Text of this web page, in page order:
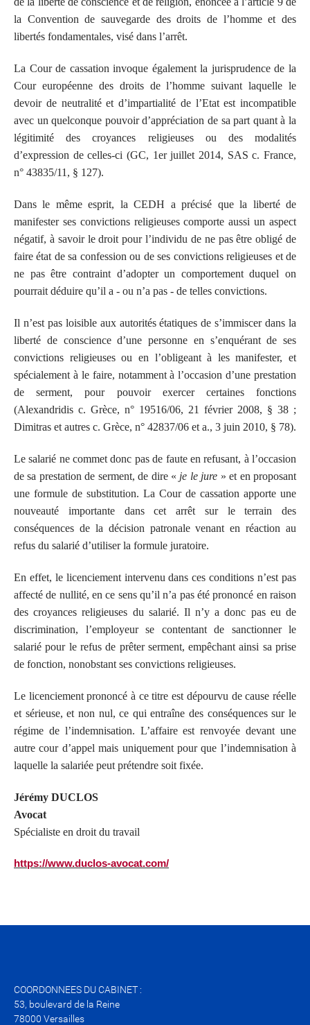
la Convention de sauvegarde des droits de l’homme et des
libertés fondamentales, visé dans l’arrêt.
La Cour de cassation invoque également la jurisprudence de la
Cour européenne des droits de l’homme suivant laquelle le
devoir de neutralité et d’impartialité de l’Etat est incompatible
avec un quelconque pouvoir d’appréciation de sa part quant à la
légitimité des croyances religieuses ou des modalités
d’expression de celles-ci (GC, 1er juillet 2014, SAS c. France,
n° 43835/11, § 127).
Dans le même esprit, la CEDH a précisé que la liberté de
manifester ses convictions religieuses comporte aussi un aspect
négatif, à savoir le droit pour l’individu de ne pas être obligé de
faire état de sa confession ou de ses convictions religieuses et de
ne pas être contraint d’adopter un comportement duquel on
pourrait déduire qu’il a - ou n’a pas - de telles convictions.
Il n’est pas loisible aux autorités étatiques de s’immiscer dans la
liberté de conscience d’une personne en s’enquérant de ses
convictions religieuses ou en l’obligeant à les manifester, et
spécialement à le faire, notamment à l’occasion d’une prestation
de serment, pour pouvoir exercer certaines fonctions
(Alexandridis c. Grèce, n° 19516/06, 21 février 2008, § 38 ;
Dimitras et autres c. Grèce, n° 42837/06 et a., 3 juin 2010, § 78).
Le salarié ne commet donc pas de faute en refusant, à l’occasion
de sa prestation de serment, de dire « je le jure » et en proposant
une formule de substitution. La Cour de cassation apporte une
nouveauté importante dans cet arrêt sur le terrain des
conséquences de la décision patronale venant en réaction au
refus du salarié d’utiliser la formule juratoire.
En effet, le licenciement intervenu dans ces conditions n’est pas
affecté de nullité, en ce sens qu’il n’a pas été prononcé en raison
des croyances religieuses du salarié. Il n’y a donc pas eu de
discrimination, l’employeur se contentant de sanctionner le
salarié pour le refus de prêter serment, empêchant ainsi sa prise
de fonction, nonobstant ses convictions religieuses.
Le licenciement prononcé à ce titre est dépourvu de cause réelle
et sérieuse, et non nul, ce qui entraîne des conséquences sur le
régime de l’indemnisation. L’affaire est renvoyée devant une
autre cour d’appel mais uniquement pour que l’indemnisation à
laquelle la salariée peut prétendre soit fixée.
Jérémy DUCLOS
Avocat
Spécialiste en droit du travail
https://www.duclos-avocat.com/
COORDONNEES DU CABINET :
53, boulevard de la Reine
78000 Versailles